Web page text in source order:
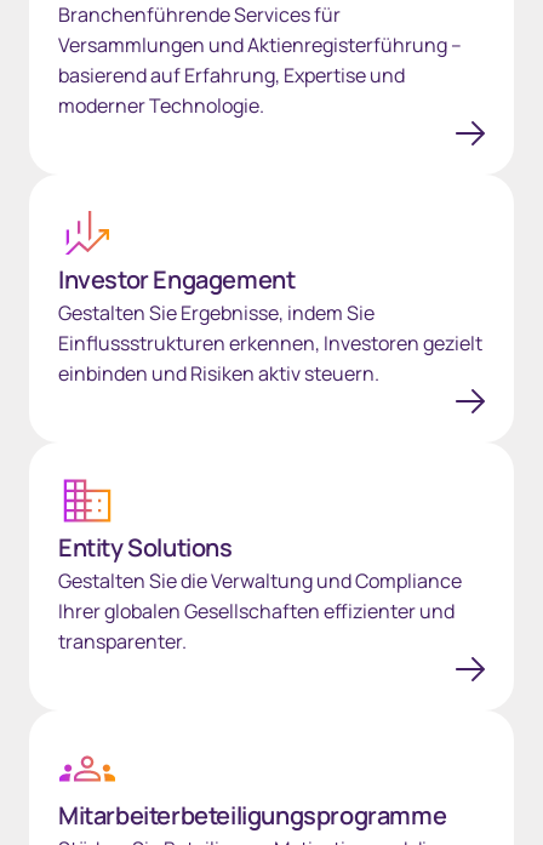
Branchenführende Services für
Versammlungen und Aktienregisterführung –
basierend auf Erfahrung, Expertise und
moderner Technologie.
Investor Engagement
Gestalten Sie Ergebnisse, indem Sie
Einflussstrukturen erkennen, Investoren gezielt
einbinden und Risiken aktiv steuern.
Entity Solutions
Gestalten Sie die Verwaltung und Compliance
Ihrer globalen Gesellschaften effizienter und
transparenter.
Mitarbeiter­beteiligungsprogramme